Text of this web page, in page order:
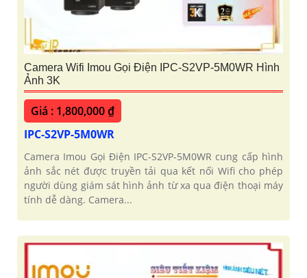
Camera Wifi Imou Gọi Điện IPC-S2VP-5M0WR Hình
Ảnh 3K
Giá : 1,800,000 ₫
IPC-S2VP-5M0WR
Camera Imou Gọi Điện IPC-S2VP-5M0WR cung cấp hình
ảnh sắc nét được truyền tải qua kết nối Wifi cho phép
người dùng giám sát hình ảnh từ xa qua điện thoại máy
tính dễ dàng. Camera...